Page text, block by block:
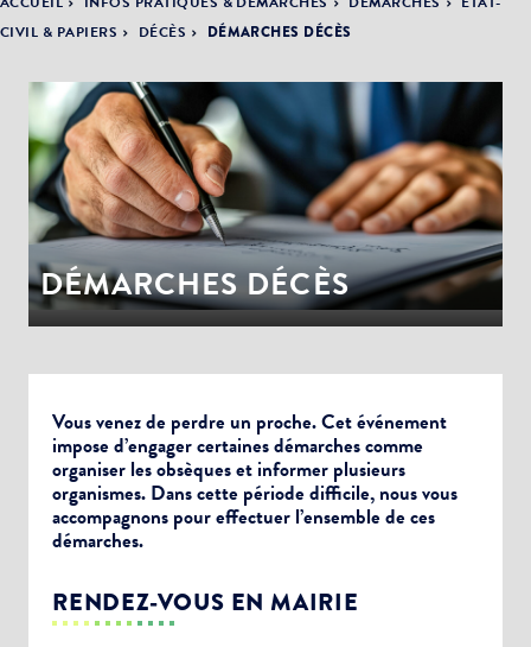
DÉMARCHES
ÉVÈNEMENTS
LA VILLE
DÉMOCRATIE
PARTICIPATIVE
CIVIL & PAPIERS
DÉCÈS DÉMARCHES DÉCÈS
DÉMARCHES DÉCÈS
Vous venez de perdre un proche. Cet événement
impose d’engager certaines démarches comme
organiser les obsèques et informer plusieurs
organismes. Dans cette période difficile, nous vous
accompagnons pour effectuer l’ensemble de ces
démarches.
RENDEZ-VOUS EN MAIRIE